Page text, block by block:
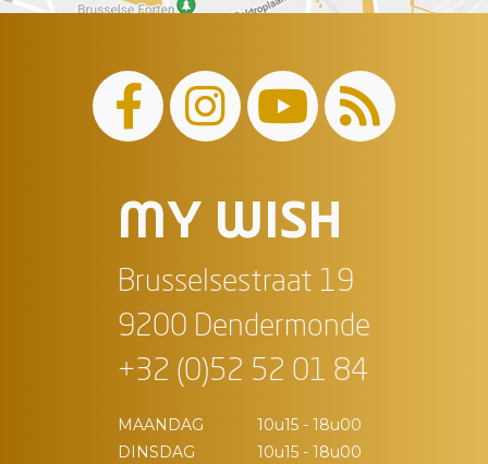
MY WISH
Brusselsestraat 19
9200 Dendermonde
+32 (0)52 52 01 84
MAANDAG
10u15 - 18u00
DINSDAG
10u15 - 18u00